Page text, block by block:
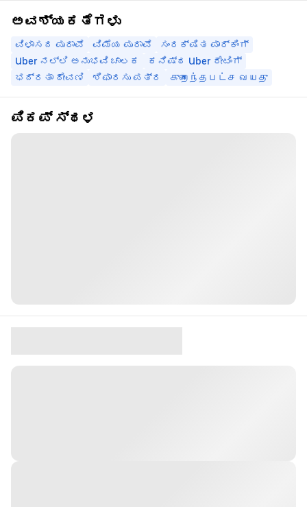
ಅವಶ್ಯಕತೆಗಳು
ವಿಳಾಸದ ಪುರಾವೆ ವಿಮೆಯ ಪುರಾವೆ
ಸಂರಕ್ಷಿತ ಪಾರ್ಕಿಂಗ್
Uber ನಲ್ಲಿ ಅನುಭವಿ ಚಾಲಕ
ಕನಿಷ್ಠ Uber ರೇಟಿಂಗ್
ಭದ್ರತಾ ಠೇವಣಿ
ಶಿಫಾರಸು ಪತ್ರ குறைந்தபட்ச வயது
ಪಿಕಪ್ ಸ್ಥಳ